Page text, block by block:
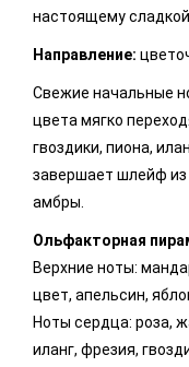
настоящему
Направление:
Свежие начальные
цвета мягко
гвоздики, пиона,
завершает шлейф из
амбры.
Ольфакторная
Верхние ноты:
цвет, апельсин,
Ноты сердца: роза,
иланг, фрезия,